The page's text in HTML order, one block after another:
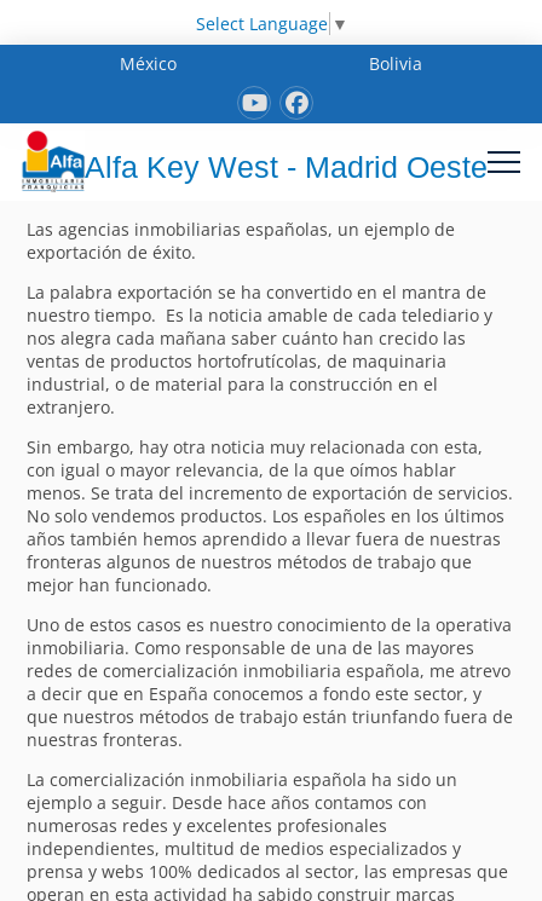
Select Language ▼
México
Bolivia
Alfa Key West - Madrid Oeste
Las agencias inmobiliarias españolas, un ejemplo de
exportación de éxito.
La palabra exportación se ha convertido en el mantra de
nuestro tiempo. Es la noticia amable de cada telediario y
nos alegra cada mañana saber cuánto han crecido las
ventas de productos hortofrutícolas, de maquinaria
industrial, o de material para la construcción en el
extranjero.
Sin embargo, hay otra noticia muy relacionada con esta,
con igual o mayor relevancia, de la que oímos hablar
menos. Se trata del incremento de exportación de servicios.
No solo vendemos productos. Los españoles en los últimos
años también hemos aprendido a llevar fuera de nuestras
fronteras algunos de nuestros métodos de trabajo que
mejor han funcionado.
Uno de estos casos es nuestro conocimiento de la operativa
inmobiliaria. Como responsable de una de las mayores
redes de comercialización inmobiliaria española, me atrevo
a decir que en España conocemos a fondo este sector, y
que nuestros métodos de trabajo están triunfando fuera de
nuestras fronteras.
La comercialización inmobiliaria española ha sido un
ejemplo a seguir. Desde hace años contamos con
numerosas redes y excelentes profesionales
independientes, multitud de medios especializados y
prensa y webs 100% dedicados al sector, las empresas que
operan en esta actividad ha sabido construir marcas